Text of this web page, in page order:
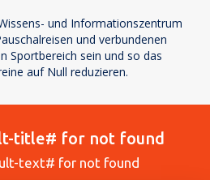
und Informationszentrum
und verbundenen
Sportbereich sein und so das
auf Null reduzieren.
title# for not found
text# for not found